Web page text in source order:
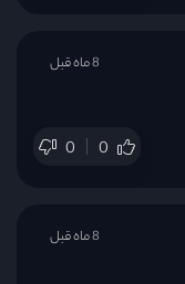
0 0
8 ماه قبل
8 ماه قبل